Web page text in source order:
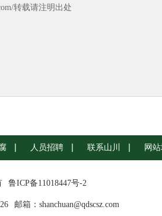
转载请注明出处
人员招聘 联系山川 网
鲁ICP备11018447号-2
邮箱：shanchuan@qdscsz.com